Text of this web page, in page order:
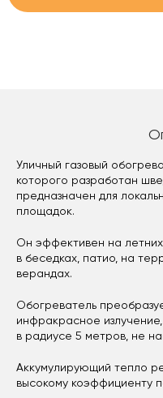
Уличный газовый
которого разработан
предназначен для
площадок.
Он эффективен на
в беседках, патио, на
верандах.
Обогреватель
инфракрасное
в радиусе 5 метров, не
Аккумулирующий тепло
высокому коэффициенту